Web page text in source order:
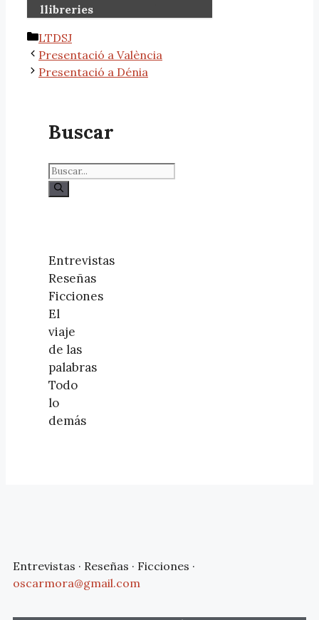
llibreries
LTDSJ
Presentació a València
Presentació a Dénia
Buscar
Entrevistas
Reseñas
Ficciones
El
viaje
de las
palabras
Todo
lo
demás
Entrevistas · Reseñas · Ficciones ·
oscarmora@gmail.com